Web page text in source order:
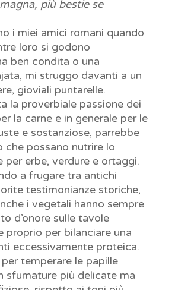
più bestie se
i miei amici romani quando
loro si godono
ben condita o una
mi struggo davanti a un
gioviali puntarelle.
la proverbiale passione dei
la carne e in generale per le
e sostanziose, parrebbe
che possano nutrire lo
per erbe, verdure e ortaggi.
a frugare tra antichi
testimonianze storiche,
i vegetali hanno sempre
d’onore sulle tavole
proprio per bilanciare una
eccessivamente proteica.
temperare le papille
sfumature più delicate ma